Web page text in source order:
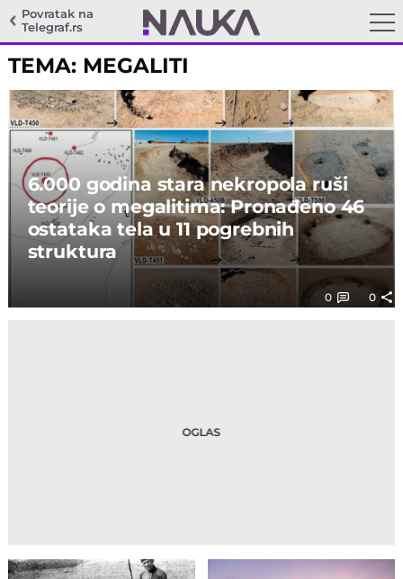
Povratak na
Telegraf.rs
TEMA: MEGALITI
6.000 godina stara nekropola ruši
teorije o megalitima: Pronađeno 46
ostataka tela u 11 pogrebnih
struktura
0 0